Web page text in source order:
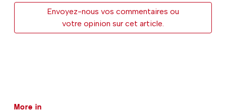
Envoyez-nous vos commentaires ou
votre opinion sur cet article.
More in